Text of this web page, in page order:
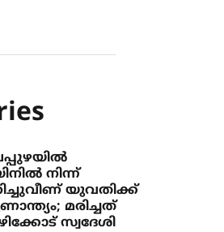
നിന്ന്
യുവതിക്ക്
മരിച്ചത്
സ്വദേശി